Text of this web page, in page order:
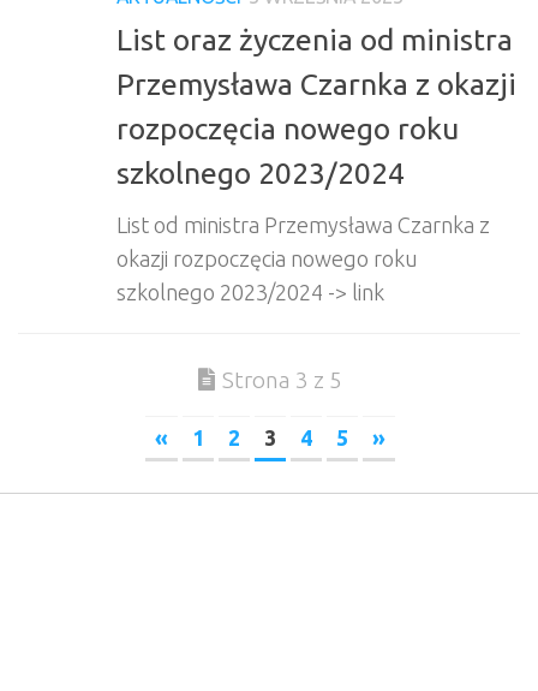
List oraz życzenia od ministra
Przemysława Czarnka z okazji
rozpoczęcia nowego roku
szkolnego 2023/2024
List od ministra Przemysława Czarnka z
okazji rozpoczęcia nowego roku
szkolnego 2023/2024 -> link
Strona 3 z 5
« 1 2 3 4 5 »